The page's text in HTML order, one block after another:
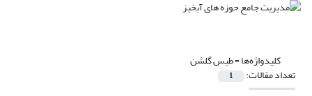
کلیدواژه‌ها =طبس گلشن
تعداد مقالات: 1